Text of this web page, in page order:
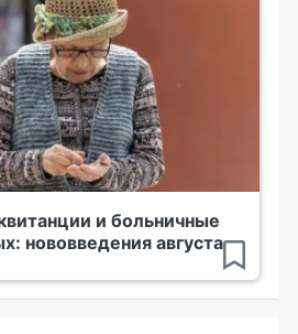
и больничные
нововведения августа